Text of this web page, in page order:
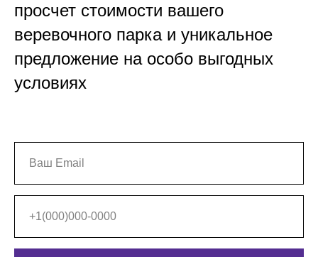
просчет стоимости вашего
веревочного парка и уникальное
предложение на особо выгодных
условиях